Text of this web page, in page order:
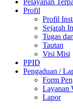
Pelayanan
Profil
Profil
Sejarah
Tugas
Tautan
Visi Misi
PPID
Pengaduan /
Form
Layanan
Lapor